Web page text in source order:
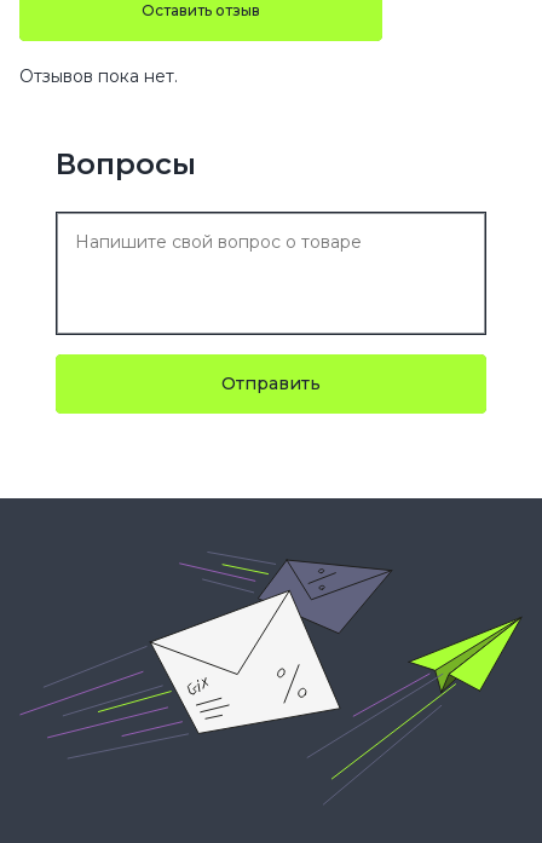
Оставить отзыв
Отзывов пока нет.
Вопросы
Отправить